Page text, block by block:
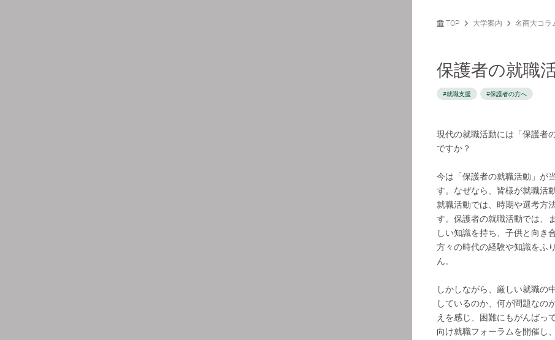
TOP 大学案内 名商大コラ
保護者の就職
#就職支援 #保護者の方へ
現代の就職活動には「保護者
ですか？
今は「保護者の就職活動」が
す。なぜなら、皆様が就職活
就職活動では、時期や選考方
す。保護者の就職活動では、
しい知識を持ち、子供と向き
方々の時代の経験や知識をふ
ん。
しかしながら、厳しい就職の
しているのか、何が問題なの
えを感じ、困難にもがんばっ
向け就職フォーラムを開催し